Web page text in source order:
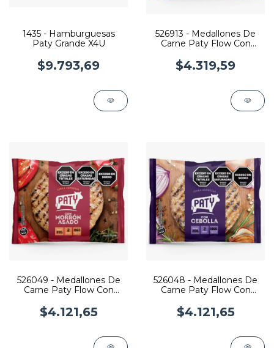
1435 - Hamburguesas
Paty Grande X4U
$9.793,69
526913 - Medallones De
Carne Paty Flow Con
$4.319,59
526049 - Medallones De
Carne Paty Flow Con
$4.121,65
526048 - Medallones De
Carne Paty Flow Con
$4.121,65